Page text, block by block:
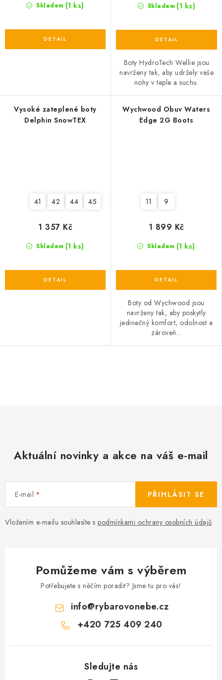
Skladem (1 ks) Skladem (1 ks)
Boty HydroTech Wellie jsou
navrženy tak, aby udržely vaše
nohy v teple a suchu.
Vysoké zateplené boty
Delphin SnowTEX
41 42 44 45
Skladem (1 ks)
1 357 Kč
Wychwood Obuv Waters
Edge 2G Boots
11 9
Skladem (1 ks)
1 899 Kč
Boty od Wychwood jsou
navrženy tak, aby poskytly
jedinečný komfort, odolnost a
zároveň...
p
v
k
y
Aktuální novinky a akce na váš e-mail
E-mail
Vložením e-mailu souhlasíte s podmínkami ochrany osobních údajů
PŘIHLÁSIT SE
Pomůžeme vám s výběrem
Potřebujete s něčím poradit? Jsme tu pro vás!
info@rybarovonebe.cz
+420 725 409 240